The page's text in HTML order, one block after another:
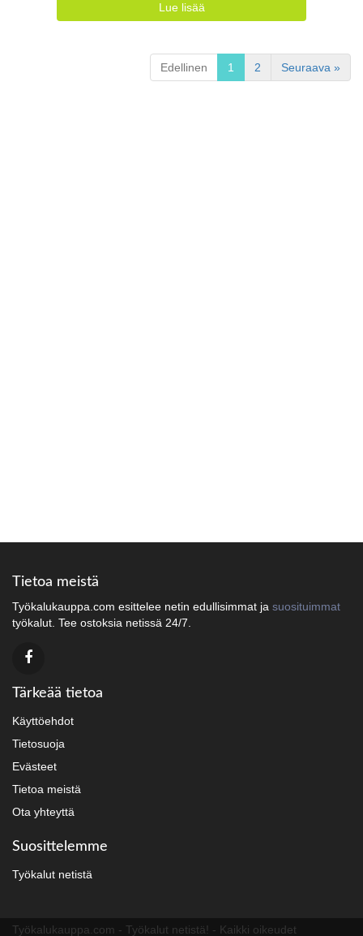
Lue lisää
Edellinen 1 2 Seuraava »
Tietoa meistä
Työkalukauppa.com esittelee netin edullisimmat ja suosituimmat
työkalut. Tee ostoksia netissä 24/7.
Tärkeää tietoa
Käyttöehdot
Tietosuoja
Evästeet
Tietoa meistä
Ota yhteyttä
Suosittelemme
Työkalut netistä
Työkalukauppa.com - Työkalut netistä! - Kaikki oikeudet